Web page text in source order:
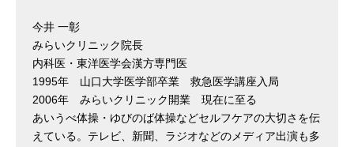
今井 一彰
みらいクリニック院長
内科医・東洋医学会漢方専門医
1995年 山口大学医学部卒業 救急医学講座入局
2006年 みらいクリニック開業 現在に至る
あいうべ体操・ゆびのば体操などセルフケアの大切さを伝
えている。テレビ、新聞、ラジオなどのメディア出演も多